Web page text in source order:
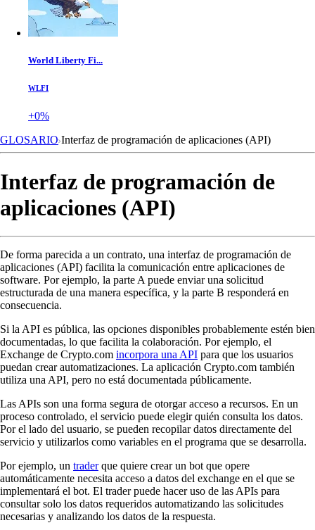
World Liberty Fi...
WLFI
+0%
GLOSARIO Interfaz de programación de aplicaciones (API)
Interfaz de programación de
aplicaciones (API)
De forma parecida a un contrato, una interfaz de programación de
aplicaciones (API) facilita la comunicación entre aplicaciones de
software. Por ejemplo, la parte A puede enviar una solicitud
estructurada de una manera específica, y la parte B responderá en
consecuencia.
Si la API es pública, las opciones disponibles probablemente estén bien
documentadas, lo que facilita la colaboración. Por ejemplo, el
Exchange de Crypto.com incorpora una API para que los usuarios
puedan crear automatizaciones. La aplicación Crypto.com también
utiliza una API, pero no está documentada públicamente.
Las APIs son una forma segura de otorgar acceso a recursos. En un
proceso controlado, el servicio puede elegir quién consulta los datos.
Por el lado del usuario, se pueden recopilar datos directamente del
servicio y utilizarlos como variables en el programa que se desarrolla.
Por ejemplo, un traderque quiere crear un bot que opere
automáticamente necesita acceso a datos del exchange en el que se
implementará el bot. El trader puede hacer uso de las APIs para
consultar solo los datos requeridos automatizando las solicitudes
necesarias y analizando los datos de la respuesta.